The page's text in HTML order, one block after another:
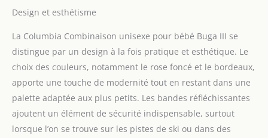
amovible et réglable
Élastique à la taille
Poches zippées sur la
poitrine et les mains
Poche pour forfait de ski
Poignets réglables
Poignets confortables
Design et esthétisme
La Columbia Combinaison unisexe pour bébé Buga III se
distingue par un design à la fois pratique et esthétique. Le
choix des couleurs, notamment le rose foncé et le bordeaux,
apporte une touche de modernité tout en restant dans une
palette adaptée aux plus petits. Les bandes réfléchissantes
ajoutent un élément de sécurité indispensable, surtout
lorsque l’on se trouve sur les pistes de ski ou dans des